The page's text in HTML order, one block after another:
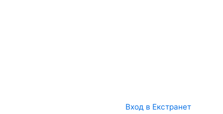
Вход в Екстранет